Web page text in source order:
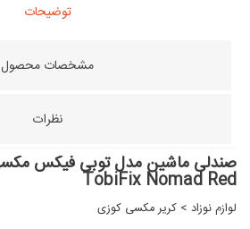
توضیحات
مشخصات محصول
نظرات
TobiFix Nomad Red
لوازم نوزاد > کریر مکسی کوزی